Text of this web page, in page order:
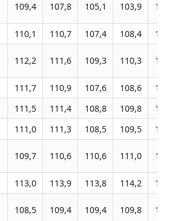
109,4 107,8 105,1 103,9
110,1 110,7 107,4 108,4
112,2 111,6 109,3 110,3
111,7 110,9 107,6 108,6
111,5 111,4 108,8 109,8
111,0 111,3 108,5 109,5
109,7 110,6 110,6 111,0
113,0 113,9 113,8 114,2
108,5 109,4 109,4 109,8